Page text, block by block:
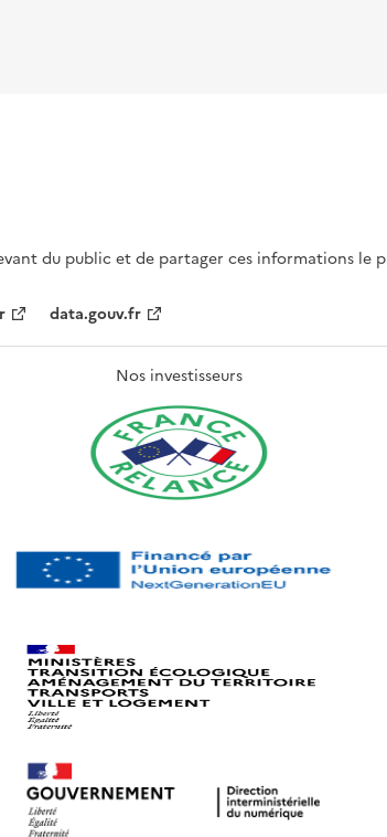
du public et de partager ces informations le
data.gouv.fr
Nos investisseurs